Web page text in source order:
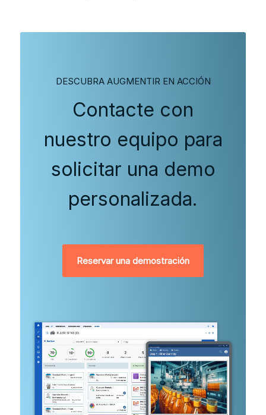
DESCUBRA AUGMENTIR EN ACCIÓN
Contacte con
nuestro equipo para
solicitar una demo
personalizada.
Reservar una demostración